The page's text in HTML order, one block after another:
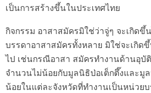
เป็นการสร้างขึ้นในประเทศไทย
กิจกรรม อาสาสมัครมิใช่ว่าจู่ๆ จะเกิดขึ้
บรรดาอาสาสมัครทั้งหลาย มิใช่จะเกิ
ไป เช่นกรณีอาสา สมัครทำงานด้านอุบัติ
จำนวนไม่น้อยกับมูลนิธิป่อเต็กตึ๊งและ
น้อยในแต่ละจังหวัดที่ทำงานเป็นหน่วย